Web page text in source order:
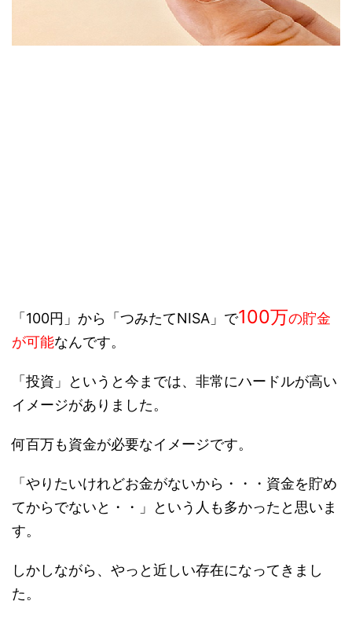
「100円」から「つみたてNISA」で100万の貯金
が可能なんです。
「投資」というと今までは、非常にハードルが高い
イメージがありました。
何百万も資金が必要なイメージです。
「やりたいけれどお金がないから・・・資金を貯め
てからでないと・・」という人も多かったと思いま
す。
しかしながら、やっと近しい存在になってきまし
た。